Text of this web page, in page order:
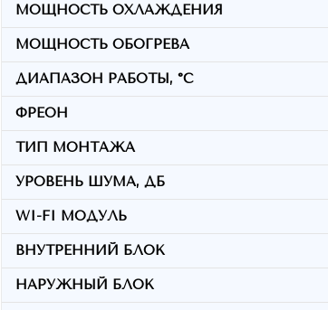
МОЩНОСТЬ ОХЛАЖДЕНИЯ
МОЩНОСТЬ ОБОГРЕВА
ДИАПАЗОН РАБОТЫ, °C
ФРЕОН
ТИП МОНТАЖА
УРОВЕНЬ ШУМА, ДБ
WI-FI МОДУЛЬ
ВНУТРЕННИЙ БЛОК
НАРУЖНЫЙ БЛОК